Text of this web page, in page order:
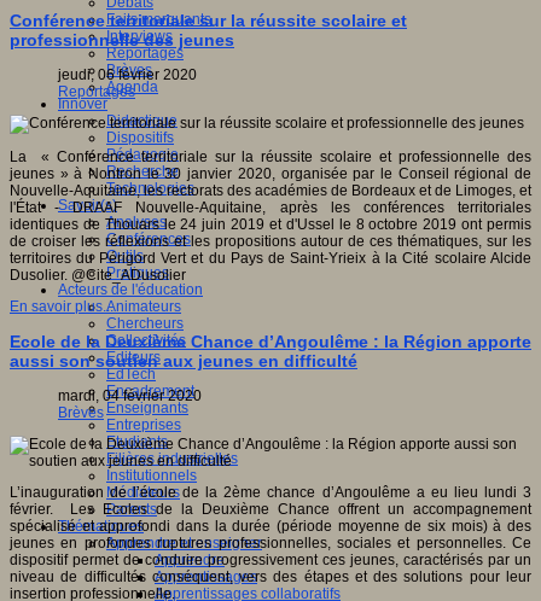
Faits marquants
Interviews
Reportages
Brèves
Agenda
Innover
Didactique
Dispositifs
Pédagogie
Recherche
Technologies
Savoir(s)
Analyses
Conférences
Outils
Pratiques
Acteurs de l'éducation
Animateurs
Chercheurs
Collectivités
Editeurs
EdTech
Encadrement
Enseignants
Entreprises
Etudiants
Filières industrielles
Institutionnels
Médiateurs
Parents
Thématiques
Apprendre et enseigner
Apprendre
Apprentissages
Apprentissages collaboratifs
Conférence territoriale sur la réussite scolaire et
professionnelle des jeunes
jeudi, 06 février 2020
Reportages
La « Conférence territoriale sur la réussite scolaire et professionnelle des
jeunes » à Nontron le 30 janvier 2020, organisée par le Conseil régional de
Nouvelle-Aquitaine, les rectorats des académies de Bordeaux et de Limoges, et
l'État - DRAAF Nouvelle-Aquitaine, après les conférences territoriales
identiques de Thouars le 24 juin 2019 et d'Ussel le 8 octobre 2019 ont permis
de croiser les réflexions et les propositions autour de ces thématiques, sur les
territoires du Périgord Vert et du Pays de Saint-Yrieix à la Cité scolaire Alcide
Dusolier. @Cite_ADusolier
En savoir plus...
Ecole de la Deuxième Chance d’Angoulême : la Région apporte
aussi son soutien aux jeunes en difficulté
mardi, 04 février 2020
Brèves
L’inauguration de l’école de la 2ème chance d’Angoulême a eu lieu lundi 3
février. Les Ecoles de la Deuxième Chance offrent un accompagnement
spécialisé et approfondi dans la durée (période moyenne de six mois) à des
jeunes en profondes ruptures professionnelles, sociales et personnelles. Ce
dispositif permet de conduire progressivement ces jeunes, caractérisés par un
niveau de difficultés conséquent, vers des étapes et des solutions pour leur
insertion professionnelle.